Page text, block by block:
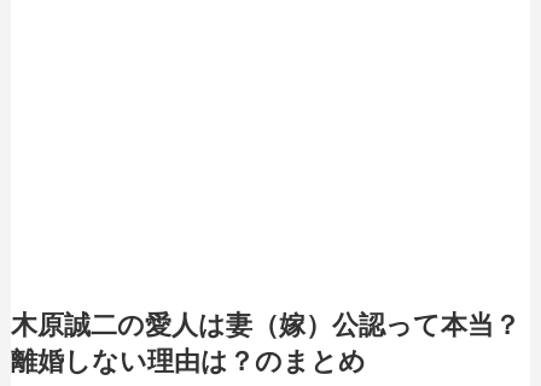
木原誠二の愛人は妻（嫁）公認って本当？
離婚しない理由は？のまとめ